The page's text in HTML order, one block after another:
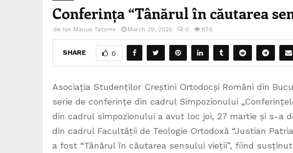
Conferința “Tânărul în căutarea
de Ion Marius Tatomir March 29, 2025 0 876
SHARE 0
Asociația Studenților Creștini Ortodocși Români din
serie de conferințe din cadrul Simpozionului
din cadrul simpozionului a avut loc joi, 27 martie și s-a
din cadrul Facultății de Teologie Ortodoxă “Justian
a fost “Tânărul în căutarea sensului vieții”, fiind